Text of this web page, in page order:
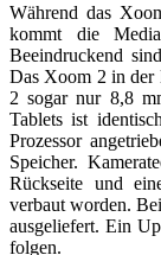
Während das
kommt die
Beeindruckend
Das Xoom 2 in der
2 sogar nur 8,8
Tablets ist
Prozessor
Speicher.
Rückseite und
verbaut worden.
ausgeliefert. Ein
folgen.